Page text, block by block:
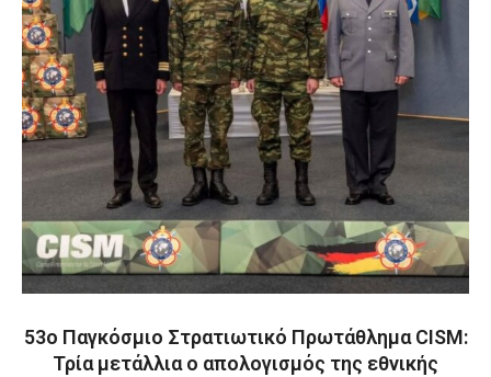
53ο Παγκόσμιο Στρατιωτικό Πρωτάθλημα CISM:
Τρία μετάλλια ο απολογισμός της εθνικής